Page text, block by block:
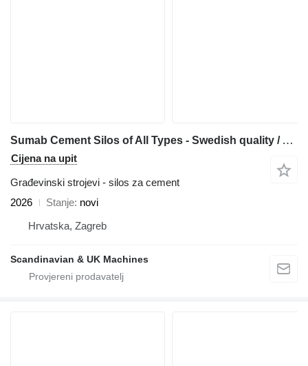
Sumab Cement Silos of All Types - Swedish quality / Affordable price
Cijena na upit
Građevinski strojevi - silos za cement
2026
Stanje novi
Hrvatska, Zagreb
Scandinavian & UK Machines